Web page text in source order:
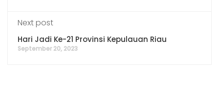
Next post
Hari Jadi Ke-21 Provinsi Kepulauan Riau
September 20, 2023